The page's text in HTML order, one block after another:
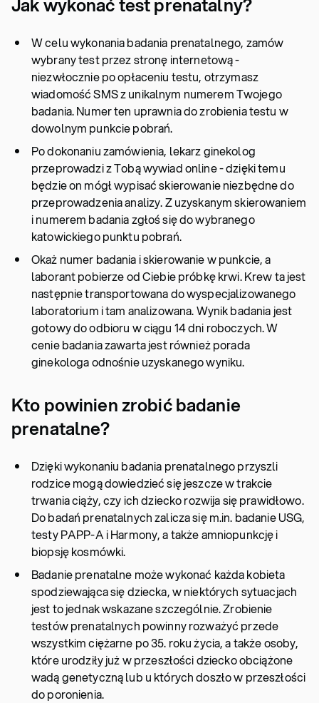
Jak wykonać test prenatalny?
W celu wykonania badania prenatalnego, zamów
wybrany test przez stronę internetową -
niezwłocznie po opłaceniu testu, otrzymasz
wiadomość SMS z unikalnym numerem Twojego
badania. Numer ten uprawnia do zrobienia testu w
dowolnym punkcie pobrań.
Po dokonaniu zamówienia, lekarz ginekolog
przeprowadzi z Tobą wywiad online - dzięki temu
będzie on mógł wypisać skierowanie niezbędne do
przeprowadzenia analizy. Z uzyskanym skierowaniem
i numerem badania zgłoś się do wybranego
katowickiego punktu pobrań.
Okaż numer badania i skierowanie w punkcie, a
laborant pobierze od Ciebie próbkę krwi. Krew ta jest
następnie transportowana do wyspecjalizowanego
laboratorium i tam analizowana. Wynik badania jest
gotowy do odbioru w ciągu 14 dni roboczych. W
cenie badania zawarta jest również porada
ginekologa odnośnie uzyskanego wyniku.
Kto powinien zrobić badanie
prenatalne?
Dzięki wykonaniu badania prenatalnego przyszli
rodzice mogą dowiedzieć się jeszcze w trakcie
trwania ciąży, czy ich dziecko rozwija się prawidłowo.
Do badań prenatalnych zalicza się m.in. badanie USG,
testy PAPP-A i Harmony, a także amniopunkcję i
biopsję kosmówki.
Badanie prenatalne może wykonać każda kobieta
spodziewająca się dziecka, w niektórych sytuacjach
jest to jednak wskazane szczególnie. Zrobienie
testów prenatalnych powinny rozważyć przede
wszystkim ciężarne po 35. roku życia, a także osoby,
które urodziły już w przeszłości dziecko obciążone
wadą genetyczną lub u których doszło w przeszłości
do poronienia.